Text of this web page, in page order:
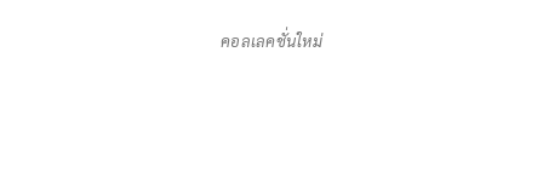
คอลเลคชั่นใหม่